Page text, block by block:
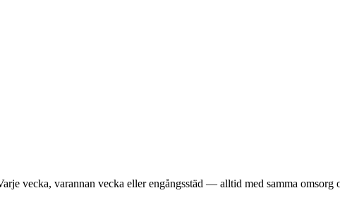
vecka, varannan vecka eller engångsstäd — alltid med samma omsorg